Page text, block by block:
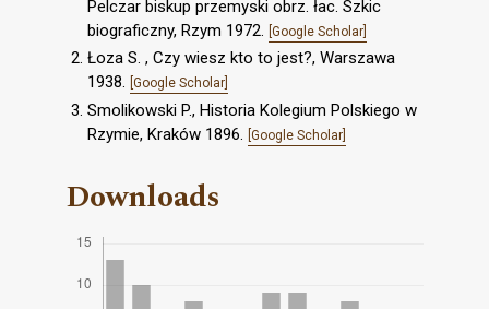
Pelczar biskup przemyski obrz. łac. Szkic
biograficzny, Rzym 1972.
[Google Scholar]
Łoza S. , Czy wiesz kto to jest?, Warszawa
1938. [Google Scholar]
Smolikowski P., Historia Kolegium Polskiego w
Rzymie, Kraków 1896. [Google Scholar]
Downloads